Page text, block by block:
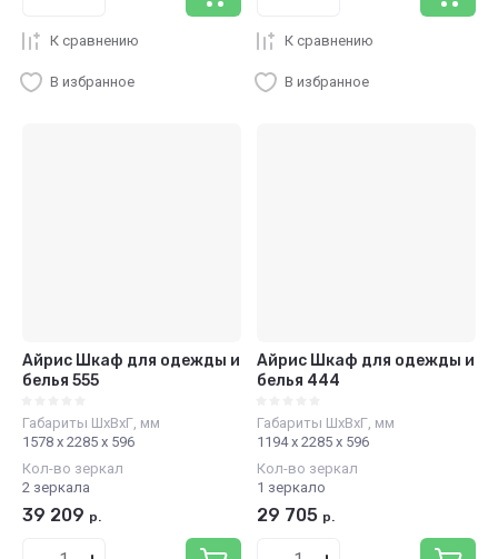
К сравнению
В избранное
К сравнению
В избранное
Айрис Шкаф для одежды и
белья 555
Габариты ШхВхГ, мм
1578 х 2285 х 596
Кол-во зеркал
2 зеркала
39 209 р.
Айрис Шкаф для одежды и
белья 444
Габариты ШхВхГ, мм
1194 х 2285 х 596
Кол-во зеркал
1 зеркало
29 705 р.